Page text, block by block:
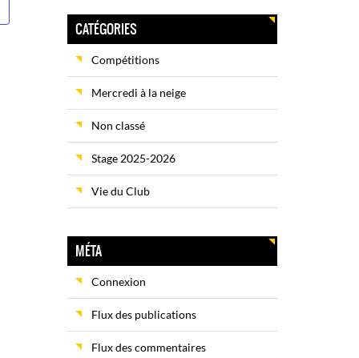
CATÉGORIES
Compétitions
Mercredi à la neige
Non classé
Stage 2025-2026
Vie du Club
MÉTA
Connexion
Flux des publications
Flux des commentaires